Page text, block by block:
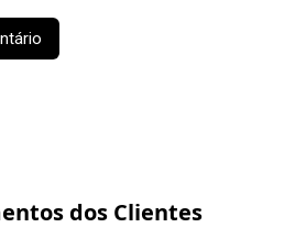
dos Clientes